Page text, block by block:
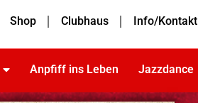
Shop Clubhaus Info/Kontakt
Anpfiff ins Leben Jazzdance